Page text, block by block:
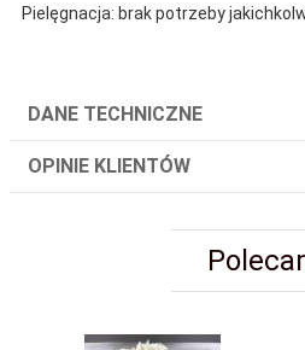
Pielęgnacja: brak potrzeby
DANE TECHNICZNE
OPINIE KLIENTÓW